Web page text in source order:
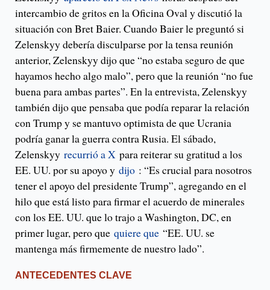
intercambio de gritos en la Oficina Oval y discutió la
situación con Bret Baier. Cuando Baier le preguntó si
Zelenskyy debería disculparse por la tensa reunión
anterior, Zelenskyy dijo que “no estaba seguro de que
hayamos hecho algo malo”, pero que la reunión “no fue
buena para ambas partes”. En la entrevista, Zelenskyy
también dijo que pensaba que podía reparar la relación
con Trump y se mantuvo optimista de que Ucrania
podría ganar la guerra contra Rusia. El sábado,
Zelenskyy recurrió a X para reiterar su gratitud a los
EE. UU. por su apoyo y dijo : “Es crucial para nosotros
tener el apoyo del presidente Trump”, agregando en el
hilo que está listo para firmar el acuerdo de minerales
con los EE. UU. que lo trajo a Washington, DC, en
primer lugar, pero que quiere que “EE. UU. se
mantenga más firmemente de nuestro lado”.
ANTECEDENTES CLAVE